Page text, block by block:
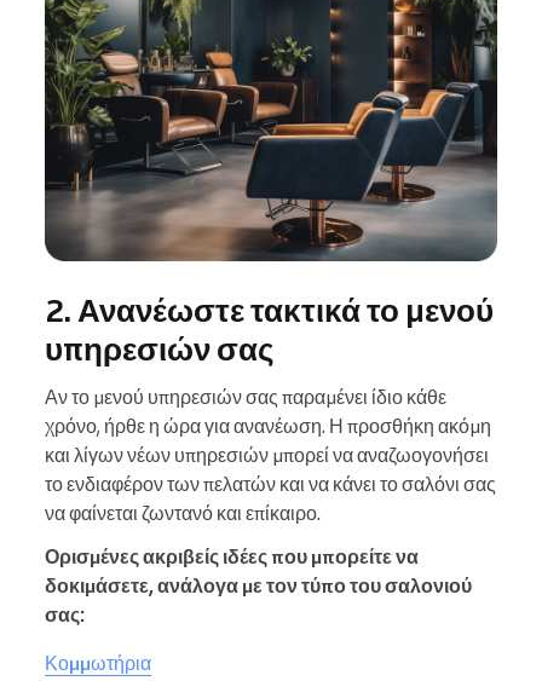
2. Ανανέωστε τακτικά το μενού
υπηρεσιών σας
Αν το μενού υπηρεσιών σας παραμένει ίδιο κάθε
χρόνο, ήρθε η ώρα για ανανέωση. Η προσθήκη ακόμη
και λίγων νέων υπηρεσιών μπορεί να αναζωογονήσει
το ενδιαφέρον των πελατών και να κάνει το σαλόνι σας
να φαίνεται ζωντανό και επίκαιρο.
Ορισμένες ακριβείς ιδέες που μπορείτε να
δοκιμάσετε, ανάλογα με τον τύπο του σαλονιού
σας:
Κομμωτήρια